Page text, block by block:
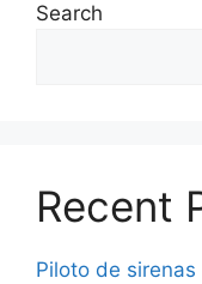
Search
Recent
Piloto de